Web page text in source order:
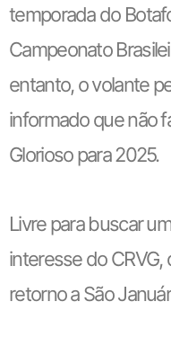
temporada do
Campeonato
entanto, o volante
informado que não
Glorioso para 2025.
Livre para buscar
interesse do
retorno a São